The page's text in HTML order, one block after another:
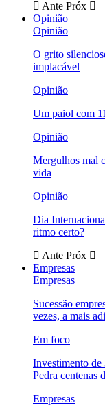
Ante Próx
Opinião
Opinião
O grito
implacável
Opinião
Um paiol com
Opinião
Mergulhos mal
vida
Opinião
Dia
ritmo certo?
Ante Próx
Empresas
Empresas
Sucessão
vezes, a mais
Em foco
Investimento de
Pedra centenas
Empresas